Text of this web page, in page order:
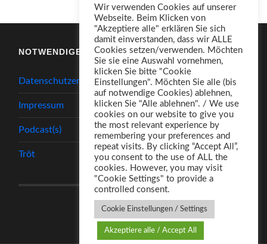
NOTWENDIGES
Datenschutzerklärung
Impressum
Podcast(s)
Tröt
Wir verwenden Cookies auf unserer
Webseite. Beim Klicken von
"Akzeptiere alle" erklären Sie sich
damit einverstanden, dass wir ALLE
Cookies setzen/verwenden. Möchten
Sie sie eine Auswahl vornehmen,
klicken Sie bitte "Cookie
Einstellungen". Möchten Sie alle (bis
auf notwendige Cookies) ablehnen,
klicken Sie "Alle ablehnen". / We use
cookies on our website to give you
the most relevant experience by
remembering your preferences and
repeat visits. By clicking “Accept All”,
you consent to the use of ALL the
cookies. However, you may visit
"Cookie Settings" to provide a
controlled consent.
Cookie Einstellungen / Settings
Akzeptiere alle / Accept All